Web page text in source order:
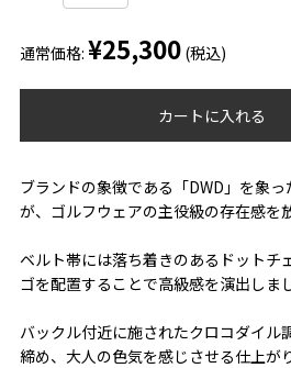
通常価格: ¥25,300 (税込)
カートに入れる
ブランドの象徴である「DWD」を象
が、ゴルフウェアの主役級の存在感を
ベルト帯には落ち着きのあるドットチ
ゴを配置することで高級感を演出しま
バックル付近に施されたクロコダイル
締め、大人の色気を感じさせる仕上が